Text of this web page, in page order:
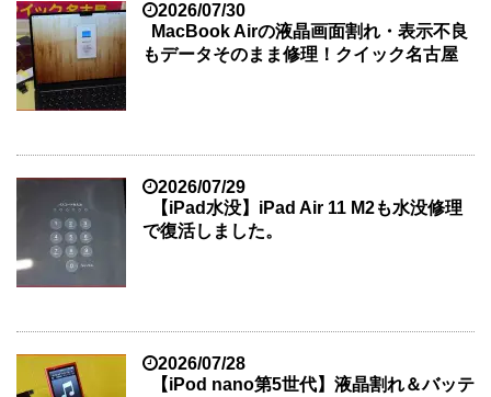
2026/07/30
MacBook Airの液晶画面割れ・表示不良
もデータそのまま修理！クイック名古屋
2026/07/29
【iPad水没】iPad Air 11 M2も水没修理
で復活しました。
2026/07/28
【iPod nano第5世代】液晶割れ＆バッテ